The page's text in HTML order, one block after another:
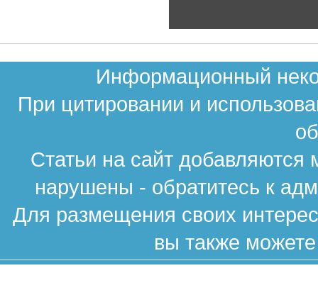
Информационный
При цитировании и
Статьи на сайт
нарушены - обратитесь к
Для размещения своих
вы также